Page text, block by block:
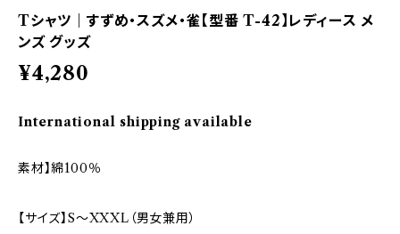
Tシャツ｜すずめ・スズメ・雀【型番 T-42】レディース メ
ンズ グッズ
¥4,280
International shipping available
素材】綿100％
【サイズ】S～XXXL（男女兼用）